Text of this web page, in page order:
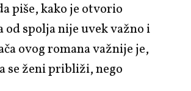
piše, kako je otvorio
od spolja nije uvek važno i
ovog romana važnije je,
se ženi približi, nego